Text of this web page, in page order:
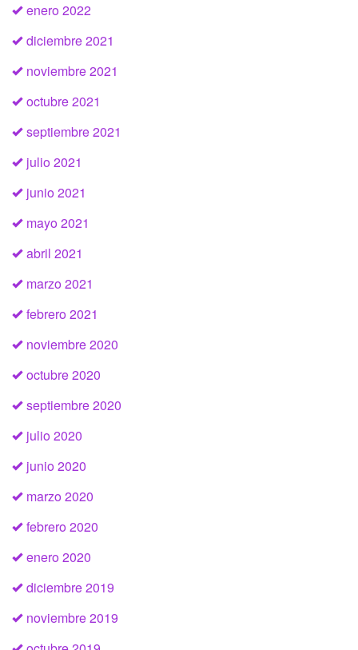
enero 2022
diciembre 2021
noviembre 2021
octubre 2021
septiembre 2021
julio 2021
junio 2021
mayo 2021
abril 2021
marzo 2021
febrero 2021
noviembre 2020
octubre 2020
septiembre 2020
julio 2020
junio 2020
marzo 2020
febrero 2020
enero 2020
diciembre 2019
noviembre 2019